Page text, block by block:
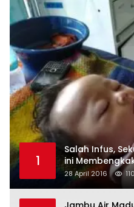
1
Salah Infus,
ini
28 April 2016